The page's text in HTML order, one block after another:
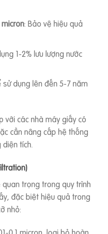
: Bảo vệ hiệu quả
1-2% lưu lượng nước
sử dụng lên đến 5-7 năm
với các nhà máy giấy có
cần nâng cấp hệ thống
tích.
trọng trong quy trình
đặc biệt hiệu quả trong
nhỏ: